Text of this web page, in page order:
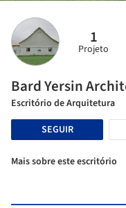
1
Projeto
Bard Yersin
Escritório de Arquitetura
SEGUIR
Mais sobre este escritório